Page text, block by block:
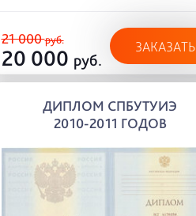
21 000руб.
20 000 руб.
ЗАКАЗАТЬ
ДИПЛОМ СПБУТУИЭ
2010-2011 ГОДОВ